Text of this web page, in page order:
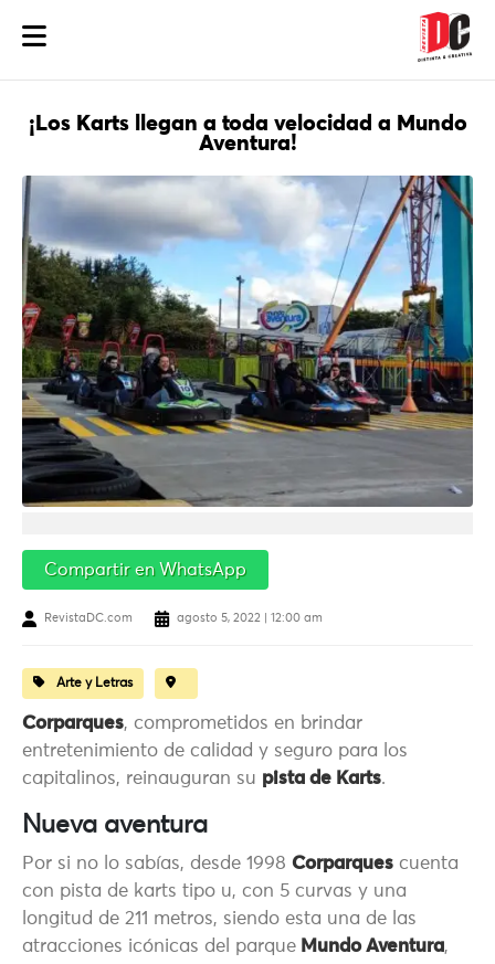
¡Los Karts llegan a toda velocidad a Mundo
Aventura!
Compartir en WhatsApp
RevistaDC.com agosto 5, 2022 | 12:00 am
Arte y Letras
Corparques, comprometidos en brindar
entretenimiento de calidad y seguro para los
capitalinos, reinauguran su pista de Karts.
Nueva aventura
Por si no lo sabías, desde 1998 Corparques cuenta
con pista de karts tipo u, con 5 curvas y una
longitud de 211 metros, siendo esta una de las
atracciones icónicas del parque Mundo Aventura,